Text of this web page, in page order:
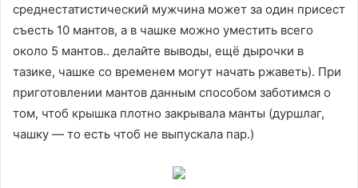
среднестатистический мужчина может за один присест
съесть 10 мантов, а в чашке можно уместить всего
около 5 мантов.. делайте выводы, ещё дырочки в
тазике, чашке со временем могут начать ржаветь). При
приготовлении мантов данным способом заботимся о
том, чтоб крышка плотно закрывала манты (дуршлаг,
чашку — то есть чтоб не выпускала пар.)